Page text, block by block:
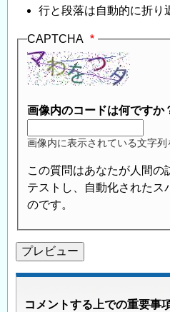
行と段落は自動的に折り
CAPTCHA
画像内のコードは何ですか
画像内に表示されている文字列
この質問はあなたが人間の
テストし、自動化されたス
のです。
コメントする上での重要事